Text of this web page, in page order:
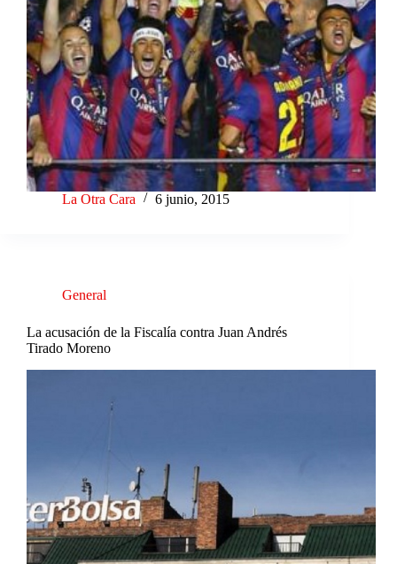
La Otra Cara 6 junio, 2015
General
La acusación de la Fiscalía contra Juan Andrés
Tirado Moreno